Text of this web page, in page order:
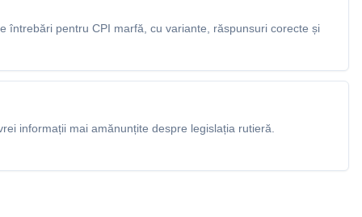
întrebări pentru CPI marfă, cu variante, răspunsuri corecte și
informații mai amănunțite despre legislația rutieră.